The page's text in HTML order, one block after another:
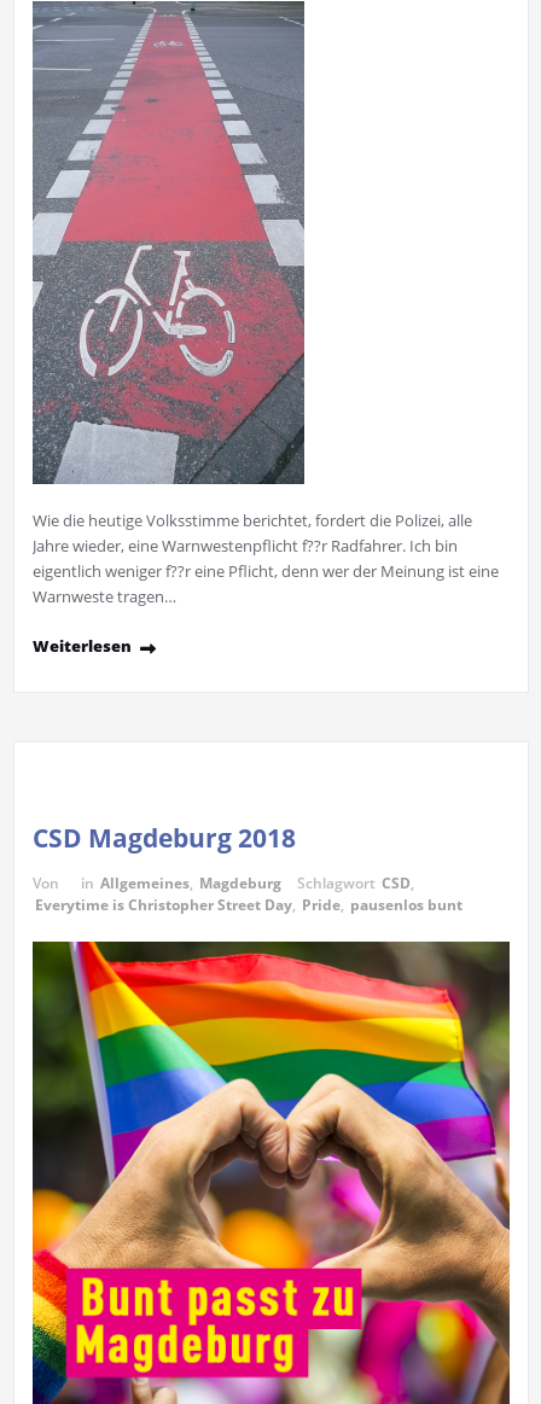
Wie die heutige Volksstimme berichtet, fordert die Polizei, alle
Jahre wieder, eine Warnwestenpflicht f??r Radfahrer. Ich bin
eigentlich weniger f??r eine Pflicht, denn wer der Meinung ist eine
Warnweste tragen…
Weiterlesen
CSD Magdeburg 2018
Von in Allgemeines, Magdeburg Schlagwort CSD,
Everytime is Christopher Street Day, Pride, pausenlos bunt